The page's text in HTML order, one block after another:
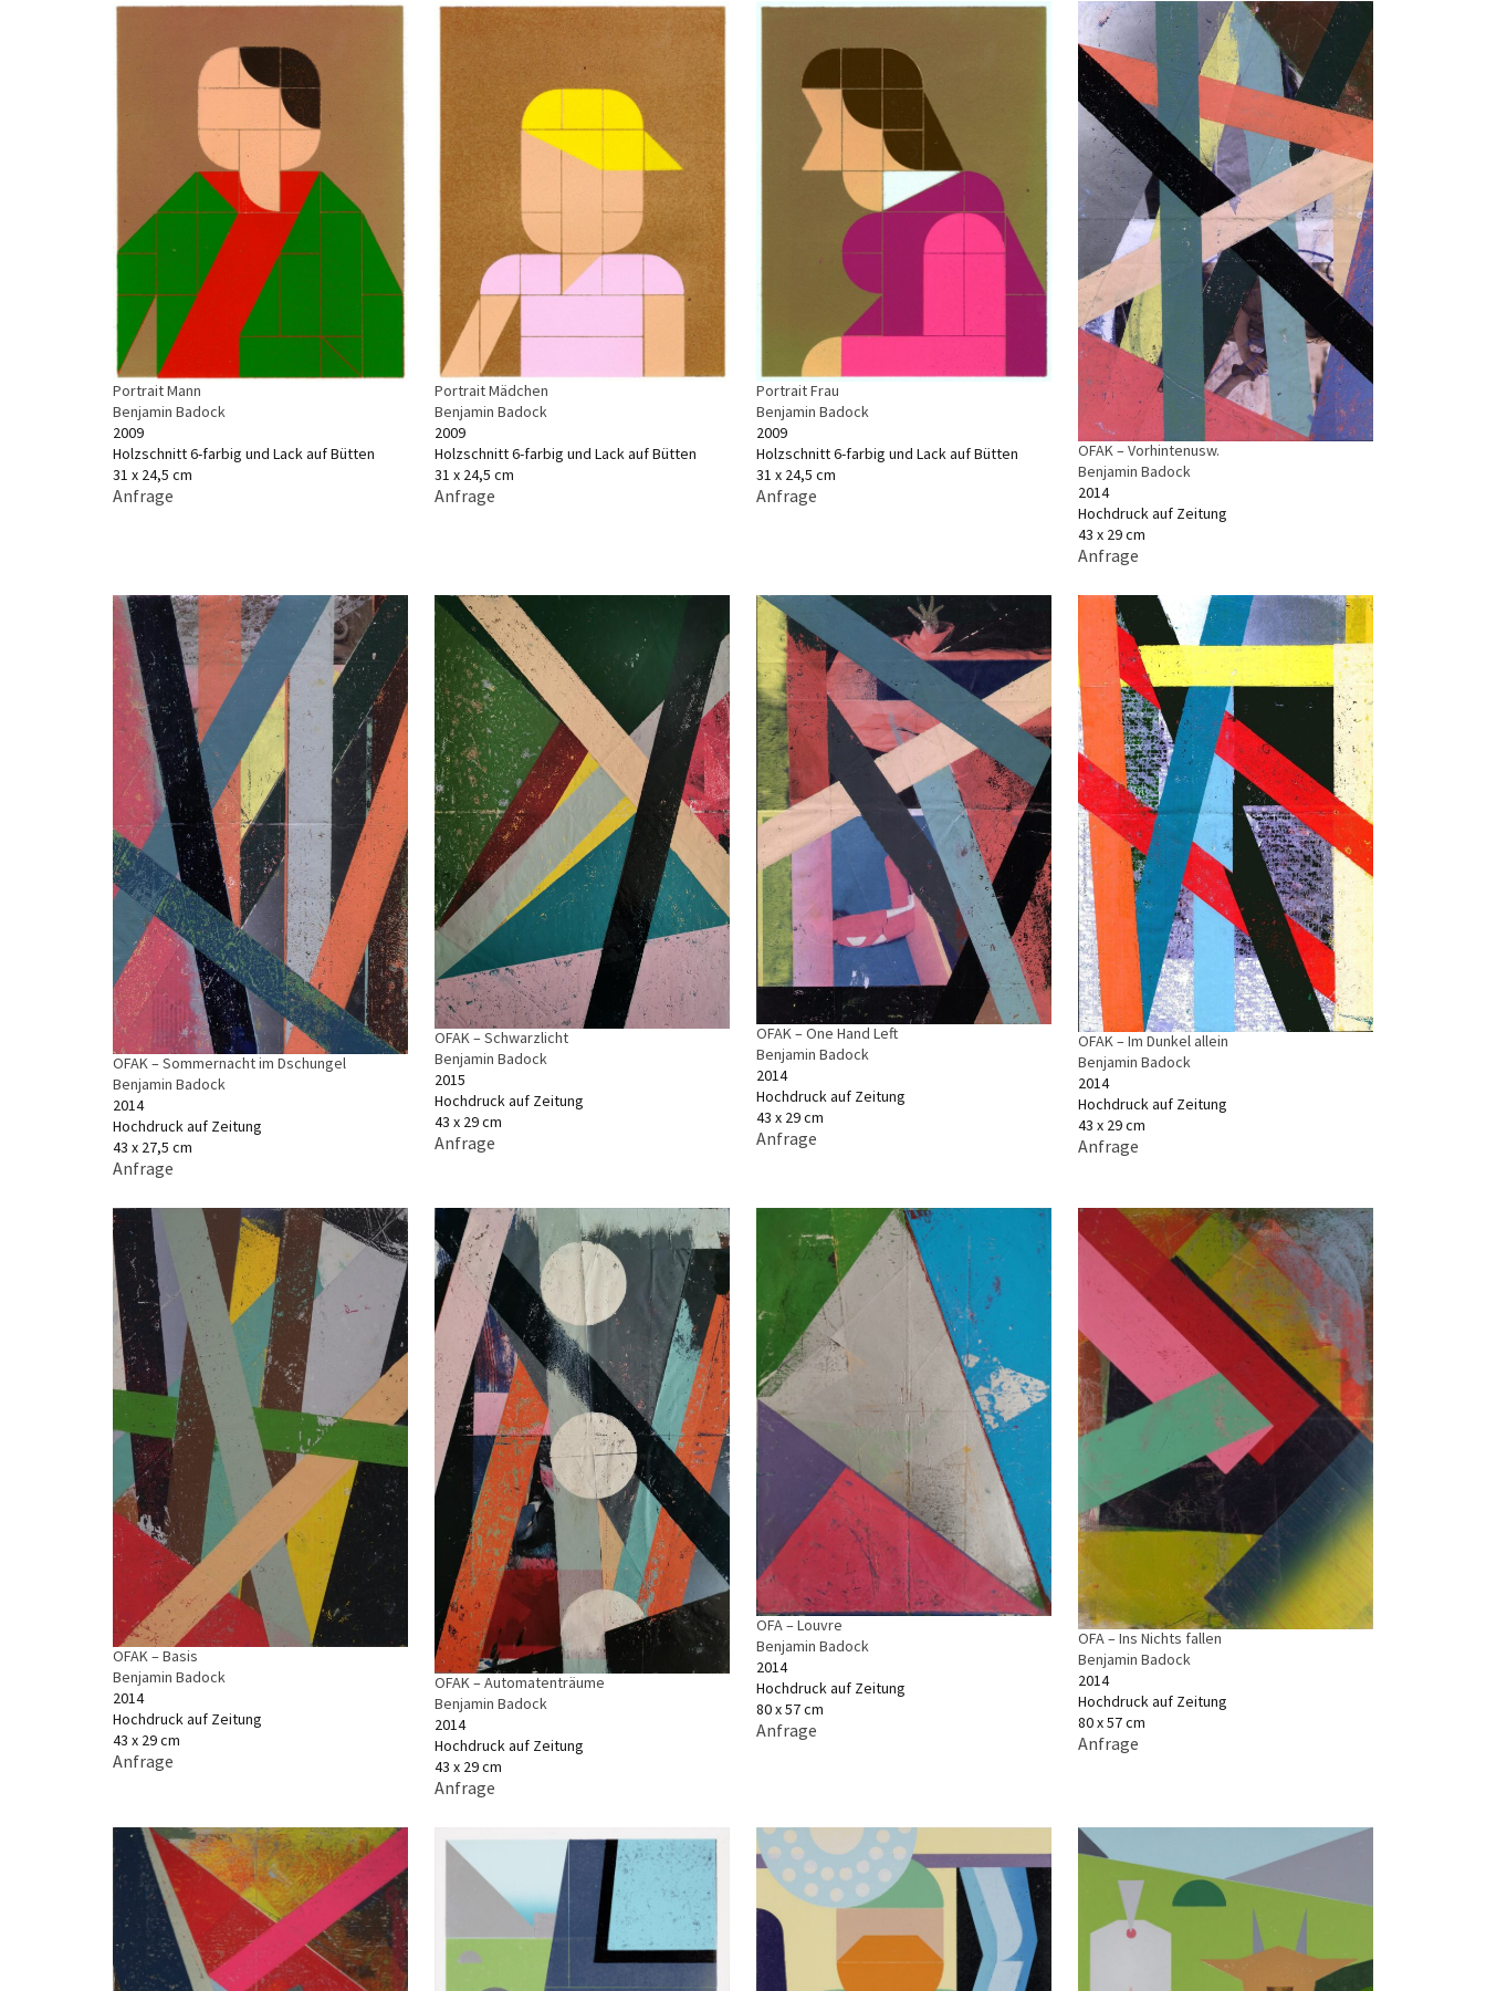
Portrait Mann
Benjamin Badock
2009
Holzschnitt 6-farbig und Lack auf Bütten
31 x 24,5 cm
Anfrage
Portrait Mädchen
Benjamin Badock
2009
Holzschnitt 6-farbig und Lack auf Bütten
31 x 24,5 cm
Anfrage
Portrait Frau
Benjamin Badock
2009
Holzschnitt 6-farbig und Lack auf Bütten
31 x 24,5 cm
Anfrage
OFAK – Vorhintenusw.
Benjamin Badock
2014
Hochdruck auf Zeitung
43 x 29 cm
Anfrage
OFAK – Sommernacht im Dschungel
Benjamin Badock
2014
Hochdruck auf Zeitung
43 x 27,5 cm
Anfrage
OFAK – Schwarzlicht
Benjamin Badock
2015
Hochdruck auf Zeitung
43 x 29 cm
Anfrage
OFAK – One Hand Left
Benjamin Badock
2014
Hochdruck auf Zeitung
43 x 29 cm
Anfrage
OFAK – Im Dunkel allein
Benjamin Badock
2014
Hochdruck auf Zeitung
43 x 29 cm
Anfrage
OFAK – Basis
Benjamin Badock
2014
Hochdruck auf Zeitung
43 x 29 cm
Anfrage
OFAK – Automatenträume
Benjamin Badock
2014
Hochdruck auf Zeitung
43 x 29 cm
Anfrage
OFA – Louvre
Benjamin Badock
2014
Hochdruck auf Zeitung
80 x 57 cm
Anfrage
OFA – Ins Nichts fallen
Benjamin Badock
2014
Hochdruck auf Zeitung
80 x 57 cm
Anfrage